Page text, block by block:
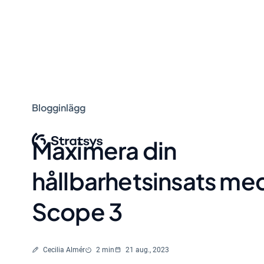
Blogginlägg
Maximera din
hållbarhetsinsats
Scope 3
Skriven av
Cecilia Almér Lästid
2 min 21 aug., 2023